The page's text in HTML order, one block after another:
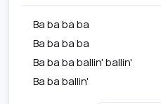
Ba ba ba ba
Ba ba ba ba
Ba ba ba ballin' ballin'
Ba ba ballin'